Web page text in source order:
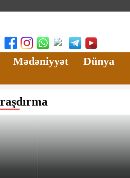
Mədəniyyət
Dünya